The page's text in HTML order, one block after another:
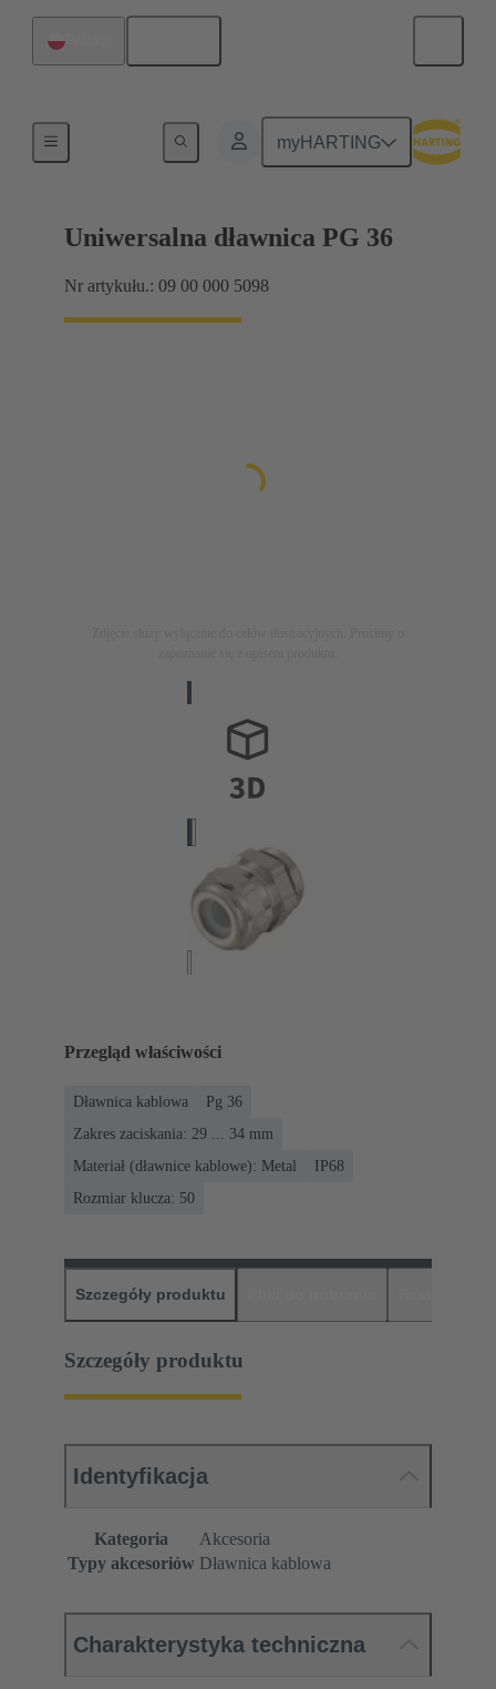
myHARTING
Dławnice kablowe
Uniwersalna dławnica PG 36
Nr artykułu.: 09 00 000 5098
Przegląd właściwości
Dławnica kablowa
Pg 36
Zakres zaciskania: 29 ... 34 mm
Materiał (dławnice kablowe): Metal
IP68
Rozmiar klucza: 50
Szczegóły produktu
Szczegóły produktu
Identyfikacja
Kategoria
Akcesoria
Typy akcesoriów Dławnica kablowa
Charakterystyka techniczna